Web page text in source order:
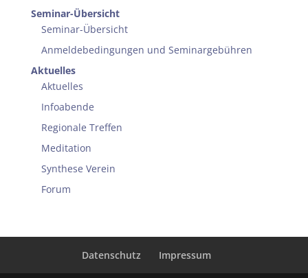
Seminar-Übersicht
Seminar-Übersicht
Anmeldebedingungen und Seminargebühren
Aktuelles
Aktuelles
Infoabende
Regionale Treffen
Meditation
Synthese Verein
Forum
Datenschutz Impressum